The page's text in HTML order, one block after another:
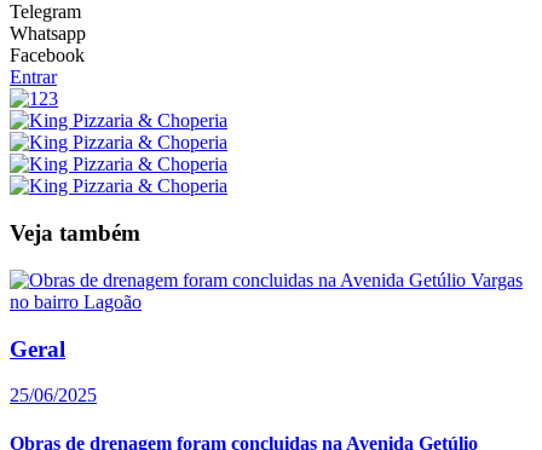
Telegram
Whatsapp
Facebook
Entrar
Veja também
Geral
25/06/2025
Obras de drenagem foram concluidas na Avenida Getúlio